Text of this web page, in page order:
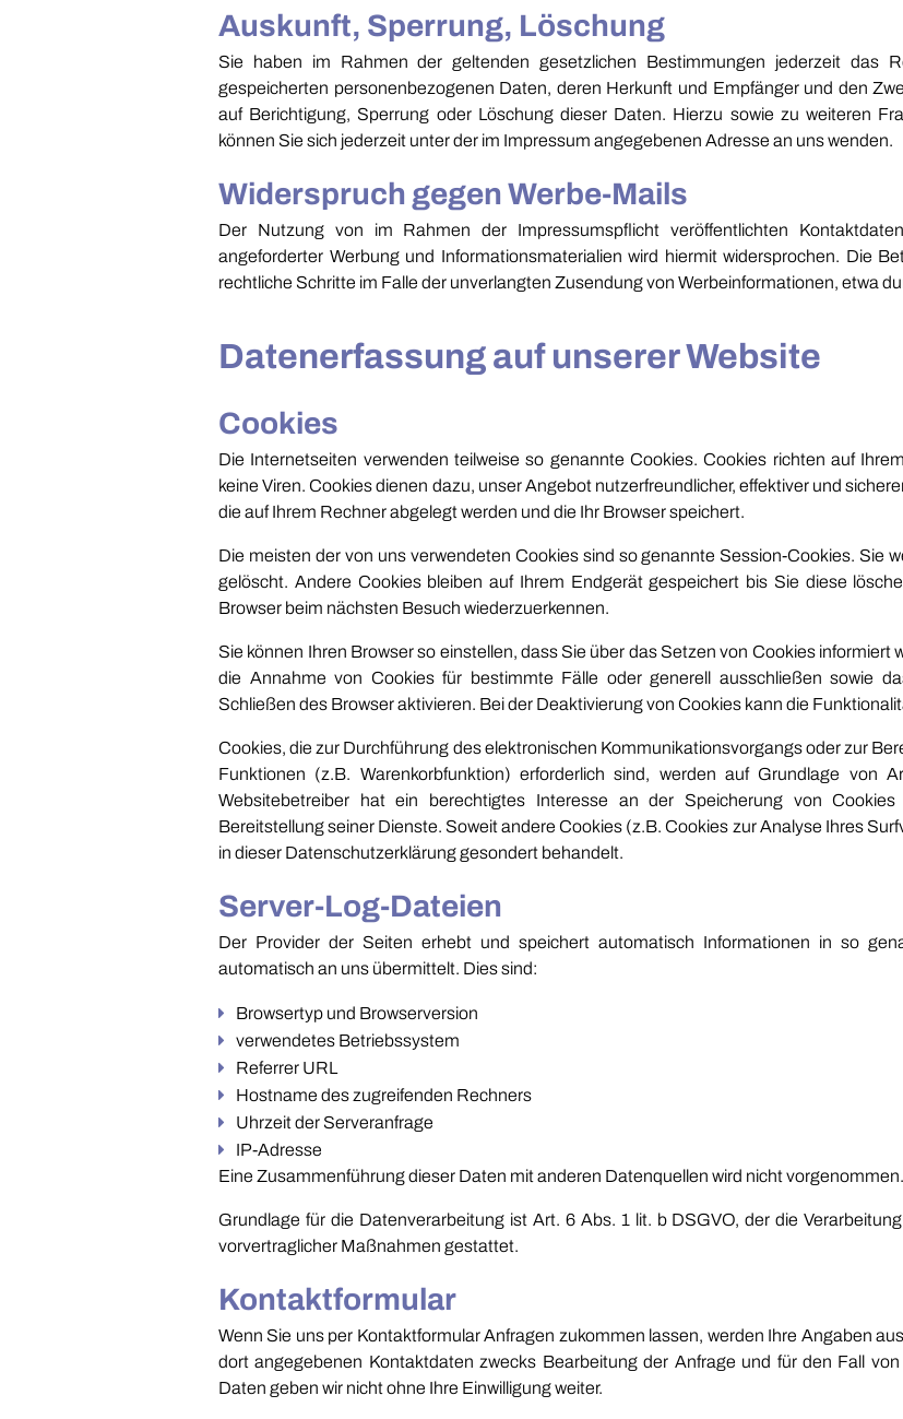
Auskunft, Sperrung, Löschung
Sie haben im Rahmen der geltenden gesetzlichen Bestimmungen jederzeit das
gespeicherten personenbezogenen Daten, deren Herkunft und Empfänger und den
auf Berichtigung, Sperrung oder Löschung dieser Daten. Hierzu sowie zu weiteren
können Sie sich jederzeit unter der im Impressum angegebenen Adresse an uns wenden.
Widerspruch gegen Werbe-Mails
Der Nutzung von im Rahmen der Impressumspflicht veröffentlichten
angeforderter Werbung und Informationsmaterialien wird hiermit widersprochen. Die
rechtliche Schritte im Falle der unverlangten Zusendung von Werbeinformationen, etwa
Datenerfassung auf unserer Website
Cookies
Die Internetseiten verwenden teilweise so genannte Cookies. Cookies richten auf
keine Viren. Cookies dienen dazu, unser Angebot nutzerfreundlicher, effektiver und
die auf Ihrem Rechner abgelegt werden und die Ihr Browser speichert.
Die meisten der von uns verwendeten Cookies sind so genannte Session-Cookies. Sie
gelöscht. Andere Cookies bleiben auf Ihrem Endgerät gespeichert bis Sie diese
Browser beim nächsten Besuch wiederzuerkennen.
Sie können Ihren Browser so einstellen, dass Sie über das Setzen von Cookies informiert
die Annahme von Cookies für bestimmte Fälle oder generell ausschließen sowie
Schließen des Browser aktivieren. Bei der Deaktivierung von Cookies kann die
Cookies, die zur Durchführung des elektronischen Kommunikationsvorgangs oder zur
Funktionen (z.B. Warenkorbfunktion) erforderlich sind, werden auf Grundlage
Websitebetreiber hat ein berechtigtes Interesse an der Speicherung von
Bereitstellung seiner Dienste. Soweit andere Cookies (z.B. Cookies zur Analyse Ihres
in dieser Datenschutzerklärung gesondert behandelt.
Server-Log-Dateien
Der Provider der Seiten erhebt und speichert automatisch Informationen in so
automatisch an uns übermittelt. Dies sind:
Browsertyp und Browserversion
verwendetes Betriebssystem
Referrer URL
Hostname des zugreifenden Rechners
Uhrzeit der Serveranfrage
IP-Adresse
Eine Zusammenführung dieser Daten mit anderen Datenquellen wird nicht vorgenommen.
Grundlage für die Datenverarbeitung ist Art. 6 Abs. 1 lit. b DSGVO, der die
vorvertraglicher Maßnahmen gestattet.
Kontaktformular
Wenn Sie uns per Kontaktformular Anfragen zukommen lassen, werden Ihre Angaben
dort angegebenen Kontaktdaten zwecks Bearbeitung der Anfrage und für den Fall
Daten geben wir nicht ohne Ihre Einwilligung weiter.